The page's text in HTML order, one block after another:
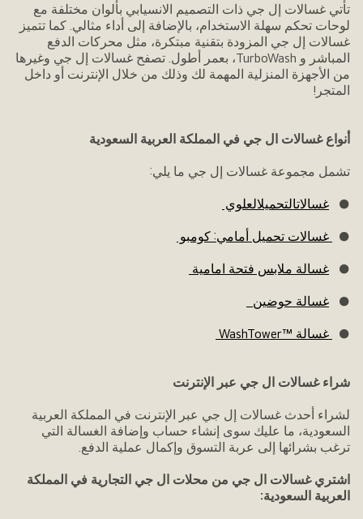
تأتي غسالات إل جي ذات التصميم الانسيابي بألوان مختلفة مع
لوحات تحكم سهلة الاستخدام، بالإضافة إلى أداء مثالي. كما تتميز
غسالات إل جي المزودة بتقنية مبتكرة، مثل محركات الدفع
المباشر و TurboWash، بعمر أطول. تصفح غسالات إل جي وغيرها
من الأجهزة المنزلية المهمة لك وذلك من خلال الإنترنت أو داخل
المتجر!
أنواع غسالات ال جي في المملكة العربية السعودية
تشمل مجموعة غسالات إل جي ما يلي:
● غسالاتالتحميلالعلوي
● غسالات تحميل أمامي: كومبو
● غسالة ملابس فتحة امامية
● غسالة حوضين
● غسالة ™WashTower
شراء غسالات ال جي عبر الإنترنت
لشراء أحدث غسالات إل جي عبر الإنترنت في المملكة العربية
السعودية، ما عليك سوى إنشاء حساب وإضافة الغسالة التي
ترغب بشرائها إلى عربة التسوق وإكمال عملية الدفع.
اشتري غسالات ال جي من محلات ال جي التجارية في المملكة
العربية السعودية: